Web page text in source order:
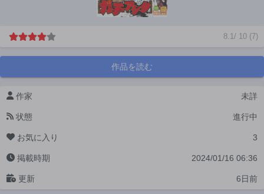
8.1/ 10 (7)
作品を読む
作家 未詳
状態 進行中
お気に入り 3
掲載時期 2024/01/16 06:36
更新 6日前